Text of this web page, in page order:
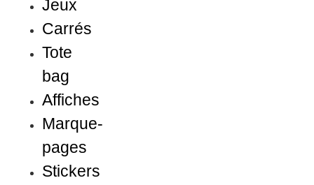
Jeux
Carrés
Tote
bag
Affiches
Marque-
pages
Stickers